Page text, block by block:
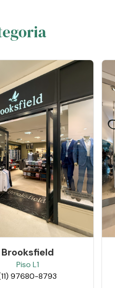
Brooksfield
Piso L1
97680-8793